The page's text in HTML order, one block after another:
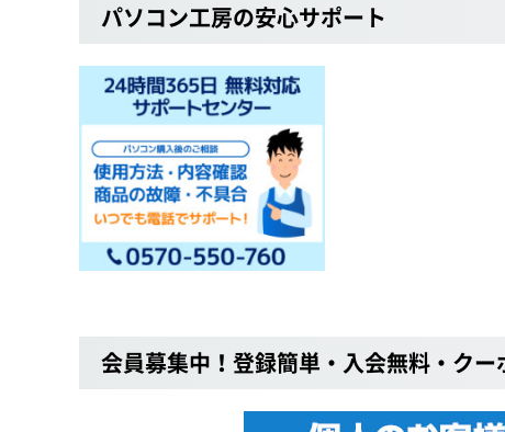
パソコン工房の安心サポート
会員募集中！登録簡単・入会無料・ク